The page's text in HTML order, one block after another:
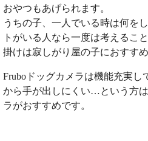
おやつもあげられます。
うちの子、一人でいる時は何を
トがいる人なら一度は考えるこ
掛けは寂しがり屋の子におすすめ
Fruboドッグカメラは機能充実
から手が出しにくい…という方
ラがおすすめです。